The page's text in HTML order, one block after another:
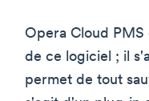
Opera Cloud PMS
de ce logiciel ; il
permet de tout